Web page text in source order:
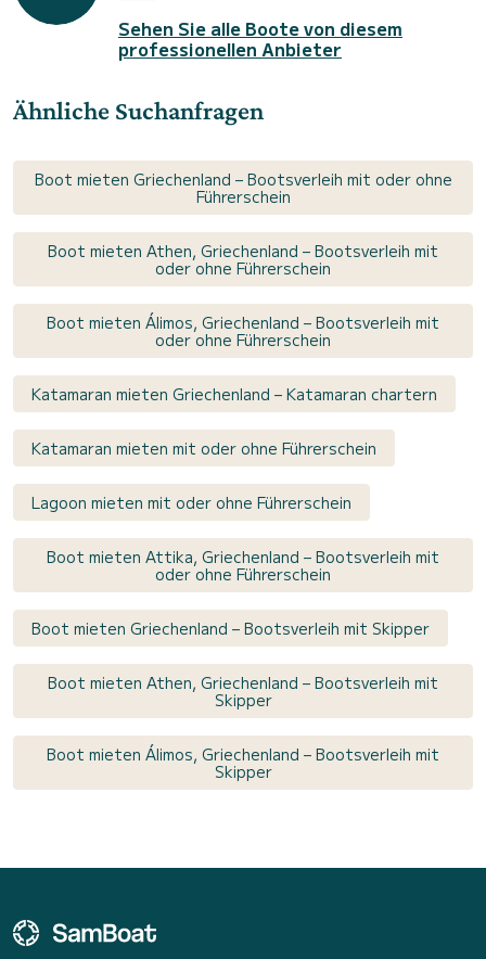
Sehen Sie alle Boote von diesem
professionellen Anbieter
Ähnliche Suchanfragen
Boot mieten Griechenland – Bootsverleih mit oder ohne
Führerschein
Boot mieten Athen, Griechenland – Bootsverleih mit
oder ohne Führerschein
Boot mieten Álimos, Griechenland – Bootsverleih mit
oder ohne Führerschein
Katamaran mieten Griechenland – Katamaran chartern
Katamaran mieten mit oder ohne Führerschein
Lagoon mieten mit oder ohne Führerschein
Boot mieten Attika, Griechenland – Bootsverleih mit
oder ohne Führerschein
Boot mieten Griechenland – Bootsverleih mit Skipper
Boot mieten Athen, Griechenland – Bootsverleih mit
Skipper
Boot mieten Álimos, Griechenland – Bootsverleih mit
Skipper